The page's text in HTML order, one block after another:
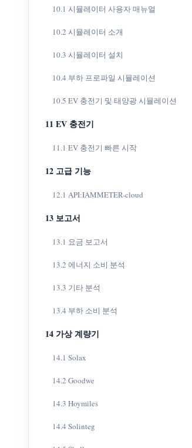
10.1 시뮬레이터 사용자 매뉴얼
10.2 시뮬레이터 소개
10.3 시뮬레이터 설치
10.4 부하 프로파일 시뮬레이션
10.5 EV 충전기 및 태양광 시뮬레이션
11 EV 충전기
11.1 EV 충전기 빠른 시작
12 고급 기능
12.1 API:IAMMETER-cloud
13 보고서
13.1 요금 보고서
13.2 에너지 소비 분석
13.3 기타 분석
13.4 부하 소비 분석
14 가상 계량기
14.1 Solax
14.2 Goodwe
14.3 Hoymiles
14.4 Solinteg